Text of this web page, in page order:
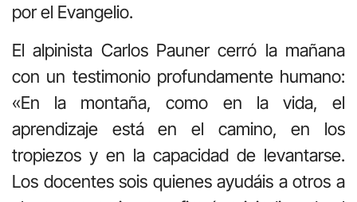
por el Evangelio.
El alpinista Carlos Pauner cerró la mañana
con un testimonio profundamente humano:
«En la montaña, como en la vida, el
aprendizaje está en el camino, en los
tropiezos y en la capacidad de levantarse.
Los docentes sois quienes ayudáis a otros a